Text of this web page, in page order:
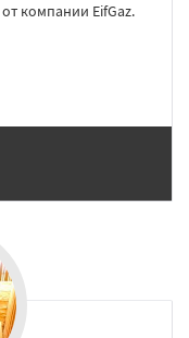
компании EifGaz.